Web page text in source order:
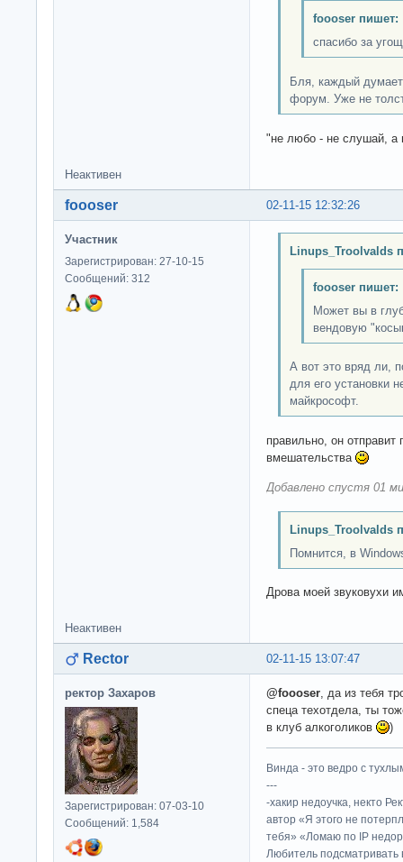
foooser пишет:
спасибо за
Бля, каждый
форум. Уже не
"не любо - не слушай, а
Неактивен
02-11-15 12:32:26
foooser
Участник
Зарегистрирован: 27-10-15
Сообщений: 312
Linups_Troolvalds
foooser пишет:
Может вы в
вендовую
А вот это вряд ли,
для его установки
майкрософт.
правильно, он
вмешательства
Добавлено спустя 01
Linups_Troolvalds
Помнится, в
Дрова моей звуковухи
Неактивен
02-11-15 13:07:47
Rector
ректор Захаров
Зарегистрирован: 07-03-10
Сообщений: 1,584
@foooser, да из тебя
спеца техотдела, ты
в клуб алкоголиков
)
Винда - это ведро с
---
-хакир недоучка, некто
автор «Я этого не
тебя» «Ломаю по IP
Любитель подсматривать